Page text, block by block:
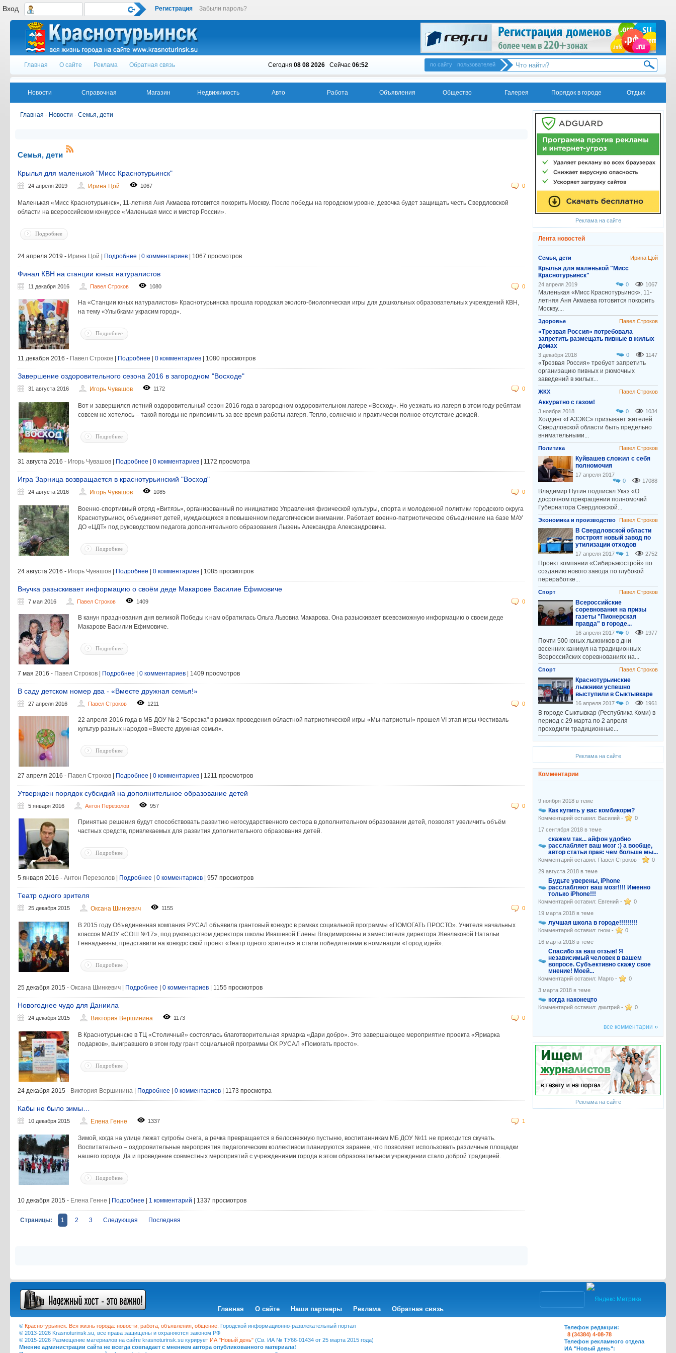
Вход Регистрация Забыли пароль?
Главная О сайте Реклама Обратная связь Сегодня 08 08 2026 Cейчас 06:52 по сайту пользователей
Новости Справочная Магазин Недвижимость Авто Работа Объявления Общество Галерея Порядок в городе Отдых
Главная - Новости - Семья, дети
Семья, дети
Крылья для маленькой "Мисс Краснотурьинск"
24 апреля 2019 Ирина Цой 1067 0
Маленькая «Мисс Краснотурьинск», 11-летняя Аня Акмаева готовится покорить Москву. После победы на городском уровне, девочка будет защищать честь Свердловской
области на всероссийском конкурсе «Маленькая мисс и мистер России».
Подробнее
24 апреля 2019 - Ирина Цой Подробнее 0 комментариев | 1067 просмотров
Финал КВН на станции юных натуралистов
11 декабря 2016 Павел Строков 1080 0
На «Станции юных натуралистов» Краснотурьинска прошла городская эколого-биологическая игры для дошкольных образовательных учреждений КВН,
на тему «Улыбками украсим город».
Подробнее
11 декабря 2016 - Павел Строков Подробнее 0 комментариев | 1080 просмотров
Завершение оздоровительного сезона 2016 в загородном "Восходе"
31 августа 2016 Игорь Чувашов 1172 0
Вот и завершился летний оздоровительный сезон 2016 года в загородном оздоровительном лагере «Восход». Но уезжать из лагеря в этом году ребятам
совсем не хотелось – такой погоды не припомнить за все время работы лагеря. Тепло, солнечно и практически полное отсутствие дождей.
Подробнее
31 августа 2016 - Игорь Чувашов Подробнее 0 комментариев | 1172 просмотра
Игра Зарница возвращается в краснотурьинский "Восход"
24 августа 2016 Игорь Чувашов 1085 0
Военно-спортивный отряд «Витязь», организованный по инициативе Управления физической культуры, спорта и молодежной политики городского округа
Краснотурьинск, объединяет детей, нуждающихся в повышенном педагогическом внимании. Работает военно-патриотическое объединение на базе МАУ
ДО «ЦДТ» под руководством педагога дополнительного образования Лызень Александра Александровича.
Подробнее
24 августа 2016 - Игорь Чувашов Подробнее 0 комментариев | 1085 просмотров
Внучка разыскивает информацию о своём деде Макарове Василие Ефимовиче
7 мая 2016 Павел Строков 1409 0
В канун празднования дня великой Победы к нам обратилась Ольга Львовна Макарова. Она разыскивает всевозможную информацию о своем деде
Макарове Василии Ефимовиче.
Подробнее
7 мая 2016 - Павел Строков Подробнее 0 комментариев | 1409 просмотров
В саду детском номер два - «Вместе дружная семья!»
27 апреля 2016 Павел Строков 1211 0
22 апреля 2016 года в МБ ДОУ № 2 "Березка" в рамках проведения областной патриотической игры «Мы-патриоты!» прошел VI этап игры Фестиваль
культур разных народов «Вместе дружная семья».
Подробнее
27 апреля 2016 - Павел Строков Подробнее 0 комментариев | 1211 просмотров
Утвержден порядок субсидий на дополнительное образование детей
5 января 2016 Антон Перезолов 957 0
Принятые решения будут способствовать развитию негосударственного сектора в дополнительном образовании детей, позволят увеличить объём
частных средств, привлекаемых для развития дополнительного образования детей.
Подробнее
5 января 2016 - Антон Перезолов Подробнее 0 комментариев | 957 просмотров
Театр одного зрителя
25 декабря 2015 Оксана Шинкевич 1155 0
В 2015 году Объединенная компания РУСАЛ объявила грантовый конкурс в рамках социальной программы «ПОМОГАТЬ ПРОСТО». Учителя начальных
классов МАОУ «СОШ №17», под руководством директора школы Ивашевой Елены Владимировны и заместителя директора Жевлаковой Натальи
Геннадьевны, представили на конкурс свой проект «Театр одного зрителя» и стали победителями в номинации «Город идей».
Подробнее
25 декабря 2015 - Оксана Шинкевич Подробнее 0 комментариев | 1155 просмотров
Новогоднее чудо для Даниила
24 декабря 2015 Виктория Вершинина 1173 0
В Краснотурьинске в ТЦ «Столичный» состоялась благотворительная ярмарка «Дари добро». Это завершающее мероприятие проекта «Ярмарка
подарков», выигравшего в этом году грант социальной программы ОК РУСАЛ «Помогать просто».
Подробнее
24 декабря 2015 - Виктория Вершинина Подробнее 0 комментариев | 1173 просмотра
Кабы не было зимы…
10 декабря 2015 Елена Генне 1337 1
Зимой, когда на улице лежат сугробы снега, а речка превращается в белоснежную пустыню, воспитанникам МБ ДОУ №11 не приходится скучать.
Воспитательно – оздоровительные мероприятия педагогическим коллективом планируются заранее, что позволяет использовать различные площадки
нашего города. Да и проведение совместных мероприятий с учреждениями города в этом образовательном учреждении стало доброй традицией.
Подробнее
10 декабря 2015 - Елена Генне Подробнее 1 комментарий | 1337 просмотров
Страницы: 1 2 3 Следующая Последняя
Реклама на сайте
Лента новостей
Семья, дети Ирина Цой
Крылья для маленькой "Мисс
Краснотурьинск"
24 апреля 2019 0 1067
Маленькая «Мисс Краснотурьинск», 11-
летняя Аня Акмаева готовится покорить
Москву....
Здоровье Павел Строков
«Трезвая Россия» потребовала
запретить размещать пивные в жилых
домах
3 декабря 2018 0 1147
«Трезвая Россия» требует запретить
организацию пивных и рюмочных
заведений в жилых...
ЖКХ Павел Строков
Аккуратно с газом!
3 ноября 2018 0 1034
Холдинг «ГАЗЭКС» призывает жителей
Свердловской области быть предельно
внимательными...
Политика Павел Строков
Куйвашев сложил с себя
полномочия
17 апреля 2017
0
17088
Владимир Путин подписал Указ «О
досрочном прекращении полномочий
Губернатора Свердловской...
Экономика и производство Павел Строков
В Свердловской области
построят новый завод по
утилизации отходов
17 апреля 2017 1 2752
Проект компании «Сибирьэкострой» по
созданию нового завода по глубокой
переработке...
Спорт Павел Строков
Всероссийские
соревнования на призы
газеты "Пионерская
правда" в городе...
16 апреля 2017 0 1977
Почти 500 юных лыжников в дни
весенних каникул на традиционных
Всероссийских соревнованиях на...
Спорт Павел Строков
Краснотурьинские
лыжники успешно
выступили в Сыктывкаре
16 апреля 2017 0 1961
В городе Сыктывкар (Республика Коми) в
период с 29 марта по 2 апреля
проходили традиционные...
Реклама на сайте
Комментарии
9 ноября 2018 в теме
Как купить у вас комбикорм?
Комментарий оставил: Василий -
0
17 сентября 2018 в теме
скажем так... айфон удобно
расслабляет ваш мозг :) а вообще,
автор статьи прав: чем больше мы...
Комментарий оставил: Павел Строков -
0
29 августа 2018 в теме
Будьте уверены, iPhone
расслабляют ваш мозг!!!! Именно
только iPhone!!!
Комментарий оставил: Евгений -
0
19 марта 2018 в теме
лучшая школа в городе!!!!!!!!!
Комментарий оставил: гном -
0
16 марта 2018 в теме
Спасибо за ваш отзыв! Я
независимый человек в вашем
вопросе. Субъективно скажу свое
мнение! Моей...
Комментарий оставил: Марго -
0
3 марта 2018 в теме
когда наконецто
Комментарий оставил: дмитрий - 0
все комментарии
Реклама на сайте
Главная О сайте Наши партнеры Реклама Обратная связь
© Краснотурьинск. Вся жизнь города: новости, работа, объявления, общение . Городской информационно-развлекательный портал
© 2013-2026 Krasnoturinsk.su, все права защищены и охраняются законом РФ
© 2015-2026 Размещение материалов на сайте krasnoturinsk.su курирует ИА "Новый день" (Св. ИА № ТУ66-01434 от 25 марта 2015 года)
Мнение администрации сайта не всегда совпадает с мнением автора опубликованного материала!
Телефон редакции:
8 (34384) 4-08-78
Телефон рекламного отдела
ИА "Новый день":